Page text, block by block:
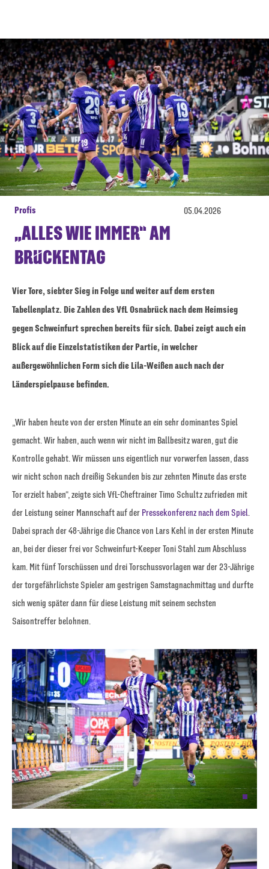
Profis 05.04.2026
„ALLES WIE IMMER“ AM
BRÜCKENTAG
Vier Tore, siebter Sieg in Folge und weiter auf dem ersten
Tabellenplatz. Die Zahlen des VfL Osnabrück nach dem Heimsieg
gegen Schweinfurt sprechen bereits für sich. Dabei zeigt auch ein
Blick auf die Einzelstatistiken der Partie, in welcher
außergewöhnlichen Form sich die Lila-Weißen auch nach der
Länderspielpause befinden.
„Wir haben heute von der ersten Minute an ein sehr dominantes Spiel
gemacht. Wir haben, auch wenn wir nicht im Ballbesitz waren, gut die
Kontrolle gehabt. Wir müssen uns eigentlich nur vorwerfen lassen, dass
wir nicht schon nach dreißig Sekunden bis zur zehnten Minute das erste
Tor erzielt haben“, zeigte sich VfL-Cheftrainer Timo Schultz zufrieden mit
der Leistung seiner Mannschaft auf der Pressekonferenz nach dem Spiel.
Dabei sprach der 48-Jährige die Chance von Lars Kehl in der ersten Minute
an, bei der dieser frei vor Schweinfurt-Keeper Toni Stahl zum Abschluss
kam. Mit fünf Torschüssen und drei Torschussvorlagen war der 23-Jährige
der torgefährlichste Spieler am gestrigen Samstagnachmittag und durfte
sich wenig später dann für diese Leistung mit seinem sechsten
Saisontreffer belohnen.